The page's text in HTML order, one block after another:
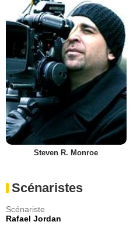
Steven R. Monroe
Scénaristes
Scénariste
Rafael Jordan